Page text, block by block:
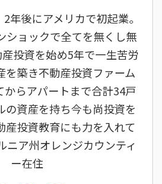
年後にアメリカで初起業。
ショックで全てを無くし無
投資を始め5年で一生苦労
を築き不動産投資ファーム
からアパートまで合計34戸
の資産を持ち今も尚投資を
産投資教育にも力を入れて
ニア州オレンジカウンティ
ー在住